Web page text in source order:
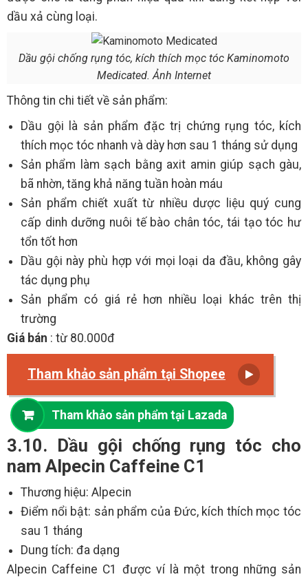
dầu xả cùng loại.
Dầu gội chống rụng tóc, kích thích mọc tóc Kaminomoto
Medicated. Ảnh Internet
Thông tin chi tiết về sản phẩm:
Dầu gội là sản phẩm đặc trị chứng rụng tóc, kích
thích mọc tóc nhanh và dày hơn sau 1 tháng sử dụng
Sản phẩm làm sạch bằng axit amin giúp sạch gàu,
bã nhờn, tăng khả năng tuần hoàn máu
Sản phẩm chiết xuất từ nhiều dược liệu quý cung
cấp dinh dưỡng nuôi tế bào chân tóc, tái tạo tóc hư
tổn tốt hơn
Dầu gội này phù hợp với mọi loại da đầu, không gây
tác dụng phụ
Sản phẩm có giá rẻ hơn nhiều loại khác trên thị
trường
Giá bán : từ 80.000đ
Tham khảo sản phẩm tại Shopee
Tham khảo sản phẩm tại Lazada
3.10. Dầu gội chống rụng tóc cho
nam Alpecin Caffeine C1
Thương hiệu: Alpecin
Điểm nổi bật: sản phẩm của Đức, kích thích mọc tóc
sau 1 tháng
Dung tích: đa dạng
Alpecin Caffeine C1 được ví là một trong những sản